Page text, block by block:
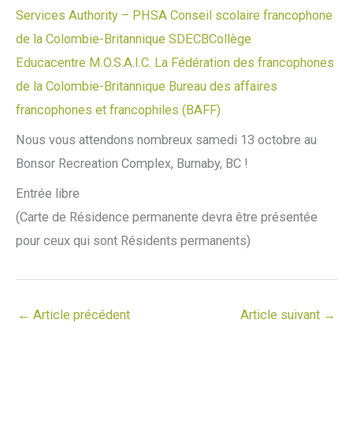
Services Authority – PHSA Conseil scolaire francophone
de la Colombie-Britannique SDECBCollège
Educacentre M.O.S.A.I.C. La Fédération des francophones
de la Colombie-Britannique Bureau des affaires
francophones et francophiles (BAFF)
Nous vous attendons nombreux samedi 13 octobre au
Bonsor Recreation Complex, Burnaby, BC !
Entrée libre
(Carte de Résidence permanente devra être présentée
pour ceux qui sont Résidents permanents)
← Article précédent Article suivant →